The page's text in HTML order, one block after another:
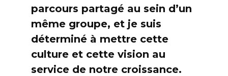
parcours partagé au sein d’un
même groupe, et je suis
déterminé à mettre cette
culture et cette vision au
service de notre croissance.